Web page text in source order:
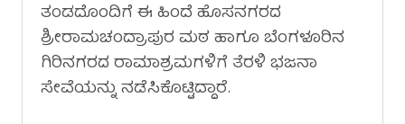
ತಂಡದೊಂದಿಗೆ ಈ ಹಿಂದೆ ಹೊಸನಗರದ
ಶ್ರೀರಾಮಚಂದ್ರಾಪುರ ಮಠ ಹಾಗೂ ಬೆಂಗಳೂರಿನ
ಗಿರಿನಗರದ ರಾಮಾಶ್ರಮಗಳಿಗೆ ತೆರಳಿ ಭಜನಾ
ಸೇವೆಯನ್ನು ನಡೆಸಿಕೊಟ್ಟಿದ್ದಾರೆ.